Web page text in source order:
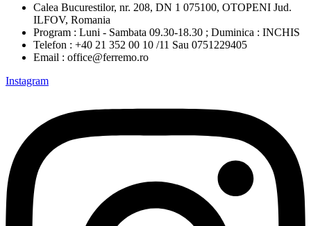
Calea Bucurestilor, nr. 208, DN 1 075100, OTOPENI Jud.
ILFOV, Romania
Program : Luni - Sambata 09.30-18.30 ; Duminica : INCHIS
Telefon : +40 21 352 00 10 /11 Sau 0751229405
Email : office@ferremo.ro
Instagram